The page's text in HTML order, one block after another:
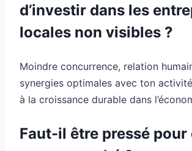
d’investir dans les
locales non visibles ?
Moindre concurrence, relation
synergies optimales avec ton
à la croissance durable dans
Faut-il être pressé pour